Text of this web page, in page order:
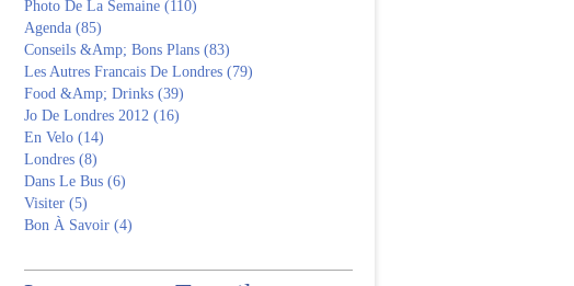
Photo De La Semaine (110)
Agenda (85)
Conseils &Amp; Bons Plans (83)
Les Autres Francais De Londres (79)
Food &Amp; Drinks (39)
Jo De Londres 2012 (16)
En Velo (14)
Londres (8)
Dans Le Bus (6)
Visiter (5)
Bon À Savoir (4)